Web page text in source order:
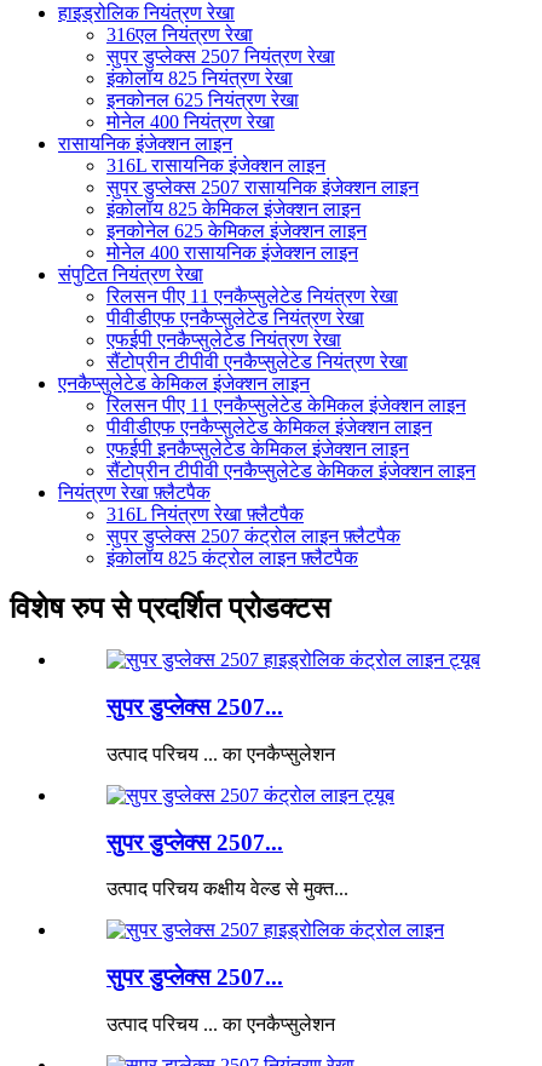
हाइड्रोलिक नियंत्रण रेखा
316एल नियंत्रण रेखा
सुपर डुप्लेक्स 2507 नियंत्रण रेखा
इंकोलॉय 825 नियंत्रण रेखा
इनकोनल 625 नियंत्रण रेखा
मोनेल 400 नियंत्रण रेखा
रासायनिक इंजेक्शन लाइन
316L रासायनिक इंजेक्शन लाइन
सुपर डुप्लेक्स 2507 रासायनिक इंजेक्शन लाइन
इंकोलॉय 825 केमिकल इंजेक्शन लाइन
इनकोनेल 625 केमिकल इंजेक्शन लाइन
मोनेल 400 रासायनिक इंजेक्शन लाइन
संपुटित नियंत्रण रेखा
रिलसन पीए 11 एनकैप्सुलेटेड नियंत्रण रेखा
पीवीडीएफ एनकैप्सुलेटेड नियंत्रण रेखा
एफईपी एनकैप्सुलेटेड नियंत्रण रेखा
सैंटोप्रीन टीपीवी एनकैप्सुलेटेड नियंत्रण रेखा
एनकैप्सुलेटेड केमिकल इंजेक्शन लाइन
रिलसन पीए 11 एनकैप्सुलेटेड केमिकल इंजेक्शन लाइन
पीवीडीएफ एनकैप्सुलेटेड केमिकल इंजेक्शन लाइन
एफईपी इनकैप्सुलेटेड केमिकल इंजेक्शन लाइन
सैंटोप्रीन टीपीवी एनकैप्सुलेटेड केमिकल इंजेक्शन लाइन
नियंत्रण रेखा फ़्लैटपैक
316L नियंत्रण रेखा फ़्लैटपैक
सुपर डुप्लेक्स 2507 कंट्रोल लाइन फ़्लैटपैक
इंकोलॉय 825 कंट्रोल लाइन फ़्लैटपैक
विशेष रुप से प्रदर्शित प्रोडक्टस
सुपर डुप्लेक्स 2507...
उत्पाद परिचय ... का एनकैप्सुलेशन
सुपर डुप्लेक्स 2507...
उत्पाद परिचय कक्षीय वेल्ड से मुक्त...
सुपर डुप्लेक्स 2507...
उत्पाद परिचय ... का एनकैप्सुलेशन